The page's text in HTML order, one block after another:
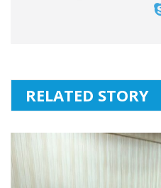
RELATED STORY